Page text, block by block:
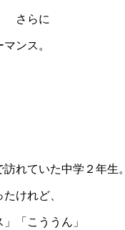
さらに
ンス。
れていた中学２年生。
けれど、
「こううん」